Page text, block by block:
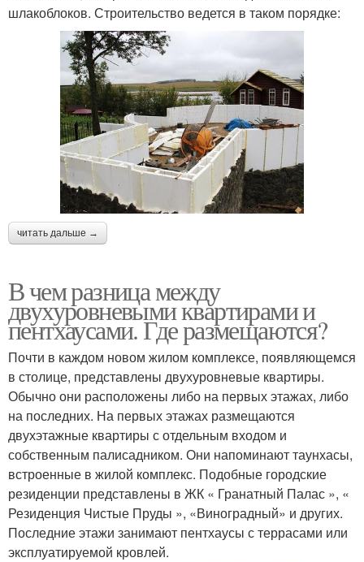
шлакоблоков. Строительство ведется в таком порядке:
читать дальше →
В чем разница между
двухуровневыми квартирами и
пентхаусами. Где размещаются?
Почти в каждом новом жилом комплексе, появляющемся
в столице, представлены двухуровневые квартиры.
Обычно они расположены либо на первых этажах, либо
на последних. На первых этажах размещаются
двухэтажные квартиры с отдельным входом и
собственным палисадником. Они напоминают таунхасы,
встроенные в жилой комплекс. Подобные городские
резиденции представлены в ЖК « Гранатный Палас », «
Резиденция Чистые Пруды », «Виноградный» и других.
Последние этажи занимают пентхаусы с террасами или
эксплуатируемой кровлей.